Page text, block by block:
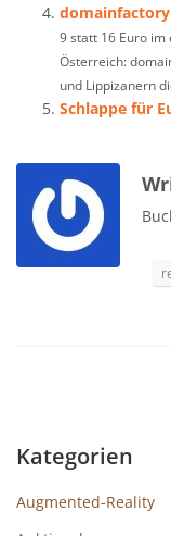
9 statt 16 Euro im
Österreich:
und Lippizanern
Schlappe für
Kategorien
Augmented-Reality